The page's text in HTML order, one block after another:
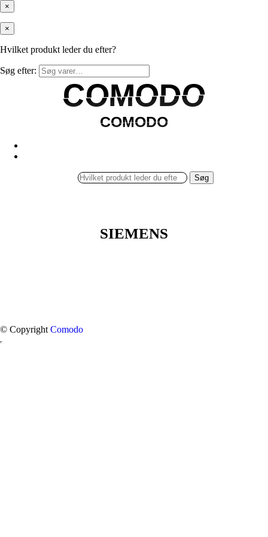
×
×
Hvilket produkt leder du efter?
Søg efter:
COMODO
COMODO
COMODO
COMODO
Søg
SIEMENS
© Copyright Comodo